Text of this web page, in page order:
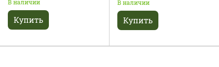
В наличии
Купить
В наличии
Купить